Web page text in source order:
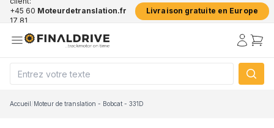
+45 60
17 81
Moteurdetranslation.fr Livraison gratuite en Europe
Accueil/Moteur de translation - Bobcat - 331D